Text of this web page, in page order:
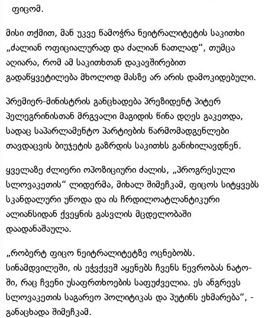
ფიცომ.
მისი თქმით, მან უკვე წამოჭრა ნეიტრალიტეტის საკითხი
„ძალიან ოფიციალურად და ძალიან ნათლად“, თუმცა
აღიარა, რომ ამ საკითხთან დაკავშირებით
გადაწყვეტილება მხოლოდ მასზე არ არის დამოკიდებული.
პრემიერ-მინისტრის განცხადება პრეზიდენტ პიტერ
პელეგრინისთან მრგვალი მაგიდის წინა დღეს გაკეთდა,
სადაც საპარლამენტო პარტიების წარმომადგენლები
თავდაცვის ბიუჯეტის გაზრდის საკითხს განიხილავდნენ.
ყველაზე ძლიერი ოპოზიციური ძალის, „პროგრესული
სლოვაკეთის“ ლიდერმა, მიხალ შიმეჩკამ, ფიცოს სიტყვებს
სკანდალური უწოდა და ის ჩრდილოატლანტიკური
ალიანსიდან ქვეყნის გასვლის მცდელობაში
დაადანაშაულა.
„რობერტ ფიცო ნეიტრალიტეტზე ოცნებობს.
სინამდვილეში, ის ეჭვქვეშ აყენებს ჩვენს წევრობას ნატო-
ში, რაც ჩვენი უსაფრთხოების საფუძველია. ეს ანგრევს
სლოვაკეთის საგარეო პოლიტიკას და პუტინს ეხმარება“, -
განაცხადა შიმეჩკამ.